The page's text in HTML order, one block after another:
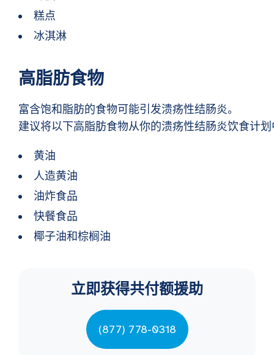
糕点
冰淇淋
高脂肪食物
富含饱和脂肪的食物可能引发溃疡性结肠炎。
建议将以下高脂肪食物从你的溃疡性结肠炎饮食计
黄油
人造黄油
油炸食品
快餐食品
椰子油和棕榈油
立即获得共付额援助
(877) 778-0318